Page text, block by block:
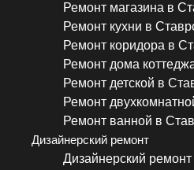
Ремонт магазина в
Ремонт кухни в
Ремонт коридора в
Ремонт дома
Ремонт детской в
Ремонт
Ремонт ванной в
Дизайнерский ремонт
Дизайнерский